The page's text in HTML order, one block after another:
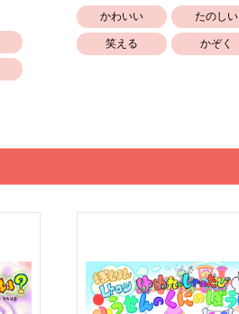
かわいい たのしい
笑える かぞく